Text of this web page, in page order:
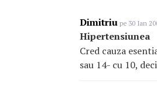
Dimitriu pe 30 Ian
Hipertensiunea
Cred cauza
sau 14- cu 10,